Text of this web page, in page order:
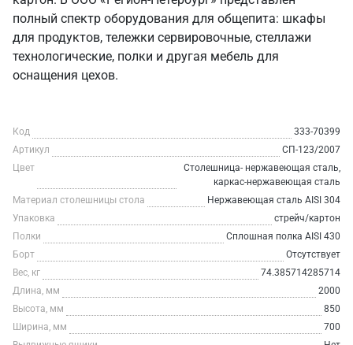
полный спектр оборудования для общепита: шкафы
для продуктов, тележки сервировочные, стеллажи
технологические, полки и другая мебель для
оснащения цехов.
Код
333-70399
Артикул
СП-123/2007
Цвет
Столешница- нержавеющая сталь,
каркас-нержавеющая сталь
Материал столешницы стола
Нержавеющая сталь AISI 304
Упаковка
стрейч/картон
Полки
Сплошная полка AISI 430
Борт
Отсутствует
Вес, кг
74.385714285714
Длина, мм
2000
Высота, мм
850
Ширина, мм
700